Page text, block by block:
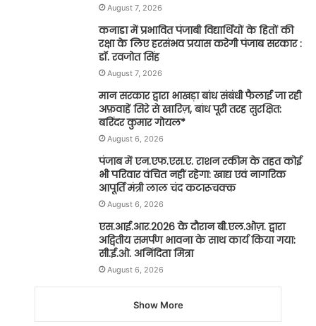
August 7, 2026
कनाडा में प्रभावित पंजाबी विद्यार्थियों के हितों की
रक्षा के लिए हरसंभव प्रयास करेगी पंजाब सरकार :
डॉ. रवजोत सिंह
August 7, 2026
मान सरकार द्वारा भाखड़ा बांध संबंधी फैलाई जा रही
अफ़वाहें सिरे से खारिज़, बांध पूरी तरह सुरक्षित:
बरिंदर कुमार गोयल*
August 6, 2026
पंजाब में एन.एफ.एस.ए. राशन स्कीम के तहत कोई
भी परिवार वंचित नहीं रहेगा: खाद्य एवं नागरिक
आपूर्ति मंत्री लाल चंद कटारूचक्क
August 6, 2026
एस.आई.आर.2026 के दौरान बी.एल.ओज़. द्वारा
अद्वितीय समर्पण भावना के साथ कार्य किया गया:
सी.ई.ओ. अनिंदिता मित्रा
August 6, 2026
Show More